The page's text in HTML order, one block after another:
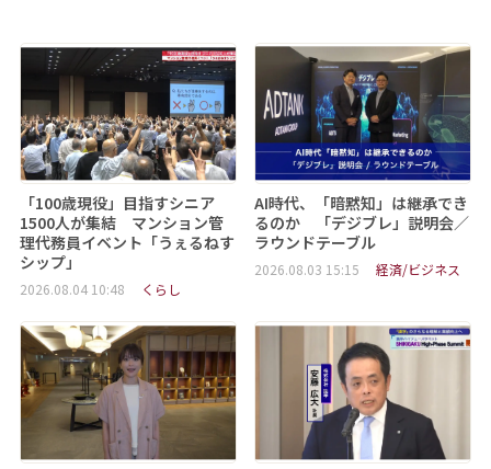
「100歳現役」目指すシニア
1500人が集結 マンション管
理代務員イベント「うぇるねす
シップ」
2026.08.04 10:48 くらし
AI時代、「暗黙知」は継承でき
るのか 「デジブレ」説明会／
ラウンドテーブル
2026.08.03 15:15 経済/ビジネス